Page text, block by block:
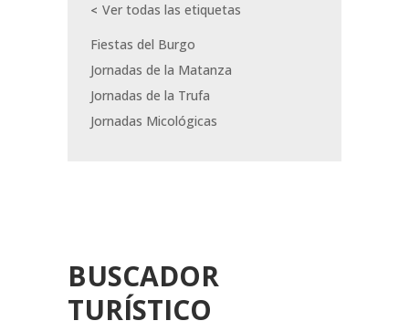
Ver todas las etiquetas
Fiestas del Burgo
Jornadas de la Matanza
Jornadas de la Trufa
Jornadas Micológicas
BUSCADOR
TURÍSTICO